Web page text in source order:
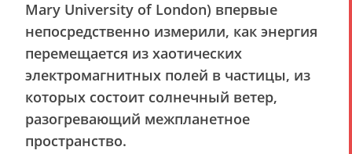
Mary University of London) впервые
непосредственно измерили, как энергия
перемещается из хаотических
электромагнитных полей в частицы, из
которых состоит солнечный ветер,
разогревающий межпланетное
пространство.